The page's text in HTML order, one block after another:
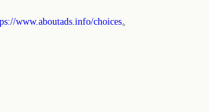
www.aboutads.info/choices。